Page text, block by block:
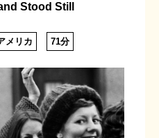
Stood Still
メリカ 71分